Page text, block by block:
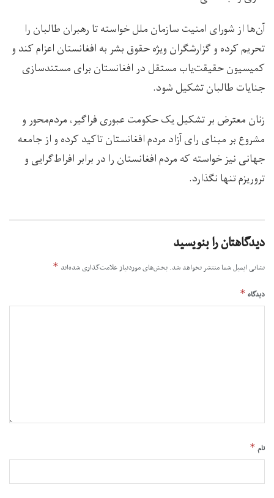
آن‌ها از شورای امنیت سازمان ملل خواسته تا رهبران طالبان را
تحریم کرده و گزارشگران ویژه حقوق بشر به افغانستان اعزام کند و
کمیسیون حقیقت‌یاب مستقل در افغانستان برای مستندسازی
جنایات طالبان تشکیل شود.
زنان معترض بر تشکیل یک حکومت عبوری فراگیر، مردم‌محور و
مشروع بر مبنای رای آزاد مردم افغانستان تاکید کرده و از جامعه
جهانی نیز خواسته که مردم افغانستان را در برابر افراط‌گرایی و
تروریزم تنها نگذارد.
دیدگاهتان را بنویسید
نشانی ایمیل شما منتشر نخواهد شد. بخش‌های موردنیاز علامت‌گذاری شده‌اند *
دیدگاه *
نام *